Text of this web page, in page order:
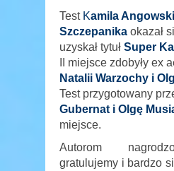
Test Kamila
Szczepanika okazał
uzyskał tytuł Super
II miejsce zdobyły ex
Natalii Warzochy i
Test przygotowany
Gubernat i Olgę
miejsce.
Autorom
gratulujemy i bardzo